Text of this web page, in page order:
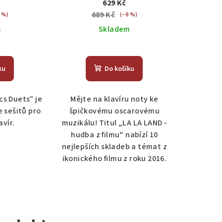
Duets" je
sešitů pro
629 Kč
689 Kč (–8 %)
Skladem
Do košíku
Mějte na klavíru noty ke
špičkovému oscarovému
muzikálu! Titul „LA LA LAND -
hudba z filmu“ nabízí 10
nejlepších skladeb a témat z
ikonického filmu z roku 2016.